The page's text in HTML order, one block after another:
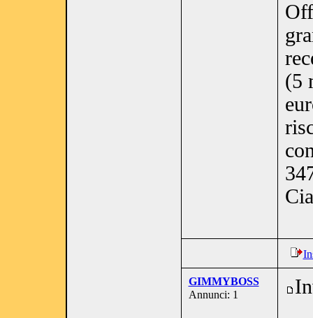
(5
GIMMYBOSS
Annunci: 1